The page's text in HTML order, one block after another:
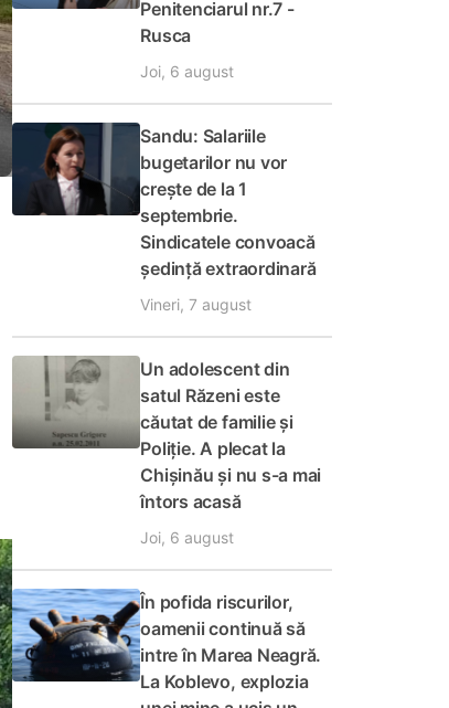
Penitenciarul nr.7 -
Rusca
Joi, 6 august
Sandu: Salariile
bugetarilor nu vor
crește de la 1
septembrie.
Sindicatele convoacă
ședință extraordinară
Vineri, 7 august
Un adolescent din
satul Răzeni este
căutat de familie și
Poliție. A plecat la
Chișinău și nu s-a mai
întors acasă
Joi, 6 august
În pofida riscurilor,
oamenii continuă să
intre în Marea Neagră.
La Koblevo, explozia